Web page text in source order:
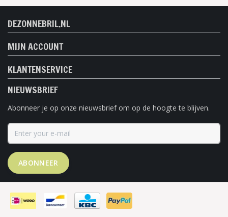
DEZONNEBRIL.NL
MIJN ACCOUNT
KLANTENSERVICE
NIEUWSBRIEF
Abonneer je op onze nieuwsbrief om op de hoogte te blijven.
ABONNEER